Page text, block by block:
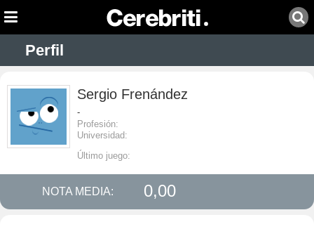
Perfil
Sergio Frenández
-
Profesión:
Universidad:
Último juego:
NOTA MEDIA: 0,00